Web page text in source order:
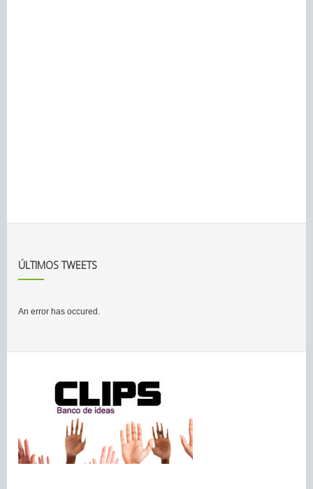
ÚLTIMOS TWEETS
An error has occured.